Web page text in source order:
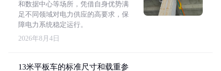
和数据中心等场所，凭借自身优势满
足不同领域对电力供应的高要求，保
障电力系统稳定运行。
2026年8月4日
13米平板车的标准尺寸和载重参